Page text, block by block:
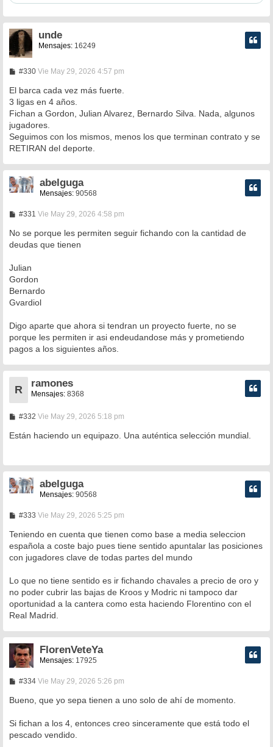
unde
Mensajes:16249
#330M
n
a
e
Vie May 29, 2026 4:57 pm
El barca cada vez más fuerte.
3 ligas en 4 años.
Fichan a Gordon, Julian Alvarez, Bernardo Silva. Nada, algunos
jugadores.
Seguimos con los mismos, menos los que terminan contrato y se
RETIRAN del deporte.
abelguga
Mensajes: 90568
#331 M
n
s
a
Vie May 29, 2026 4:58 pm
No se porque les permiten seguir fichando con la cantidad de
deudas que tienen
Julian
Gordon
Bernardo
Gvardiol
Digo aparte que ahora si tendran un proyecto fuerte, no se
porque les permiten ir asi endeudandose más y prometiendo
pagos a los siguientes años.
R
ramones
Mensajes: 8368
#332M
n
s
e
Vie May 29, 2026 5:18 pm
Están haciendo un equipazo. Una auténtica selección mundial.
abelguga
Mensajes: 90568
#333M
n
s
a
j
Vie May 29, 2026 5:25 pm
Teniendo en cuenta que tienen como base a media seleccion
española a coste bajo pues tiene sentido apuntalar las posiciones
con jugadores clave de todas partes del mundo
Lo que no tiene sentido es ir fichando chavales a precio de oro y
no poder cubrir las bajas de Kroos y Modric ni tampoco dar
oportunidad a la cantera como esta haciendo Florentino con el
Real Madrid.
FlorenVeteYa
Mensajes: 17925
#334M
s
j
e
Vie May 29, 2026 5:26 pm
Bueno, que yo sepa tienen a uno solo de ahí de momento.
Si fichan a los 4, entonces creo sinceramente que está todo el
pescado vendido.